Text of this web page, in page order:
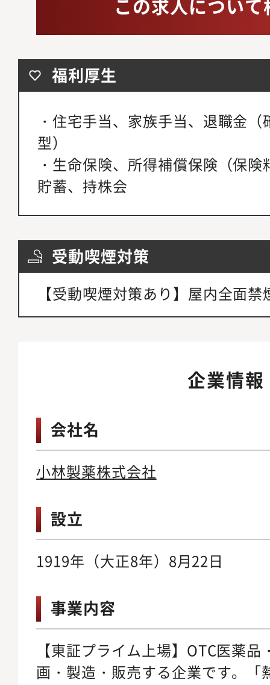
福利厚生
・住宅手当、家族手当、退職金
型）
・生命保険、所得補償保険（保
貯蓄、持株会
受動喫煙対策
【受動喫煙対策あり】屋内全面禁
企業情報
会社名
小林製薬株式会社
設立
1919年（大正8年）8月22日
事業内容
【東証プライム上場】OTC医薬
画・製造・販売する企業です。「